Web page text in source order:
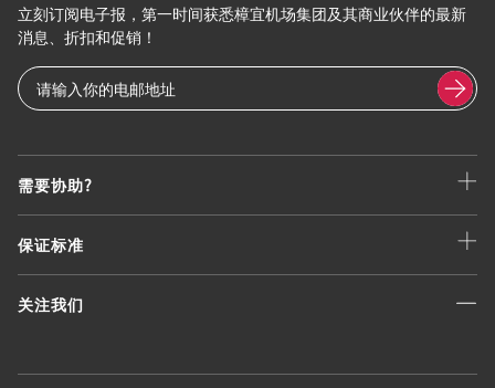
需要协助?
保证标准
关注我们
立刻订阅电子报，第一时间获悉樟宜机场集团及其商业伙伴的最新
消息、折扣和促销！